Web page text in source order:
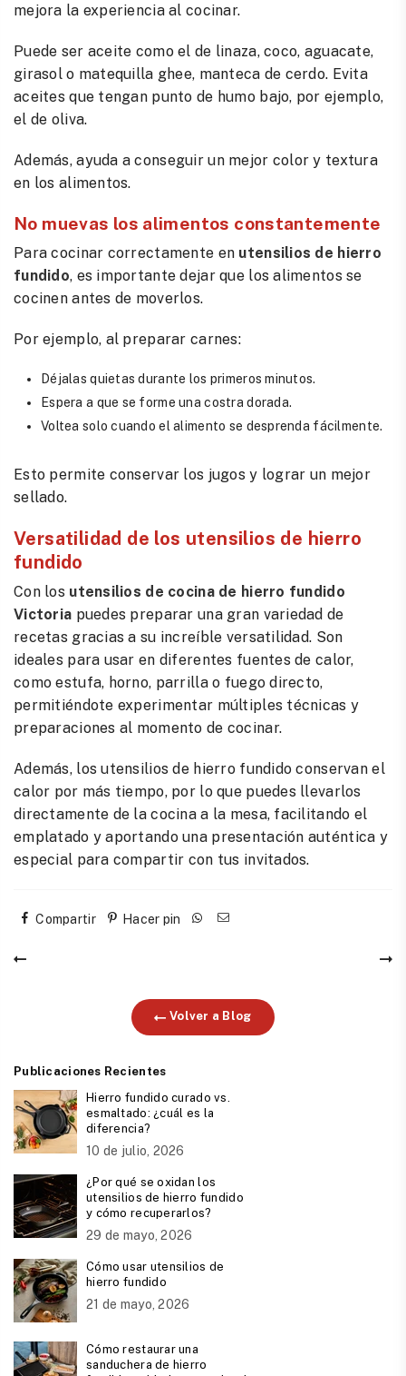
mejora la experiencia al cocinar.
Puede ser aceite como el de linaza, coco, aguacate,
girasol o matequilla ghee, manteca de cerdo. Evita
aceites que tengan punto de humo bajo, por ejemplo,
el de oliva.
Además, ayuda a conseguir un mejor color y textura
en los alimentos.
No muevas los alimentos constantemente
Para cocinar correctamente en utensilios de hierro
fundido, es importante dejar que los alimentos se
cocinen antes de moverlos.
Por ejemplo, al preparar carnes:
Déjalas quietas durante los primeros minutos.
Espera a que se forme una costra dorada.
Voltea solo cuando el alimento se desprenda fácilmente.
Esto permite conservar los jugos y lograr un mejor
sellado.
Versatilidad de los utensilios de hierro
fundido
Con los utensilios de cocina de hierro fundido
Victoria puedes preparar una gran variedad de
recetas gracias a su increíble versatilidad. Son
ideales para usar en diferentes fuentes de calor,
como estufa, horno, parrilla o fuego directo,
permitiéndote experimentar múltiples técnicas y
preparaciones al momento de cocinar.
Además, los utensilios de hierro fundido conservan el
calor por más tiempo, por lo que puedes llevarlos
directamente de la cocina a la mesa, facilitando el
emplatado y aportando una presentación auténtica y
especial para compartir con tus invitados.
Compartir Hacer pin
Volver a Blog
Publicaciones Recientes
Hierro fundido curado vs.
esmaltado: ¿cuál es la
diferencia?
10 de julio, 2026
¿Por qué se oxidan los
utensilios de hierro fundido
y cómo recuperarlos?
29 de mayo, 2026
Cómo usar utensilios de
hierro fundido
21 de mayo, 2026
Cómo restaurar una
sanduchera de hierro